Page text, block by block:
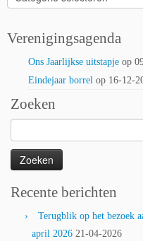
Verenigingsagenda
Ons Jaarlijkse uitstapje op
Eindejaar borrel op 16-12-
Zoeken
naar:
Recente berichten
Terugblik op het bezoek
april 2026 21-04-2026